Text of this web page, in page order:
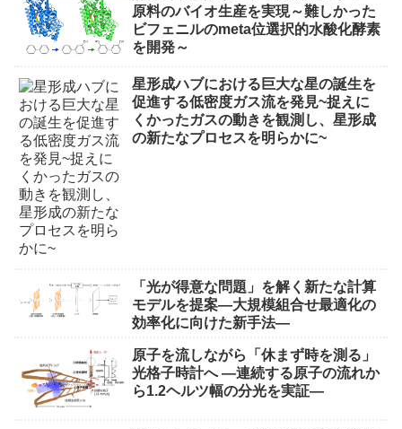
原料のバイオ生産を実現～難しかった
ビフェニルのmeta位選択的水酸化酵素
を開発～
星形成ハブにおける巨大な星の誕生を
促進する低密度ガス流を発見~捉えに
くかったガスの動きを観測し、星形成
の新たなプロセスを明らかに~
「光が得意な問題」を解く新たな計算
モデルを提案―大規模組合せ最適化の
効率化に向けた新手法―
原子を流しながら「休まず時を測る」
光格子時計へ ―連続する原子の流れか
ら1.2ヘルツ幅の分光を実証―